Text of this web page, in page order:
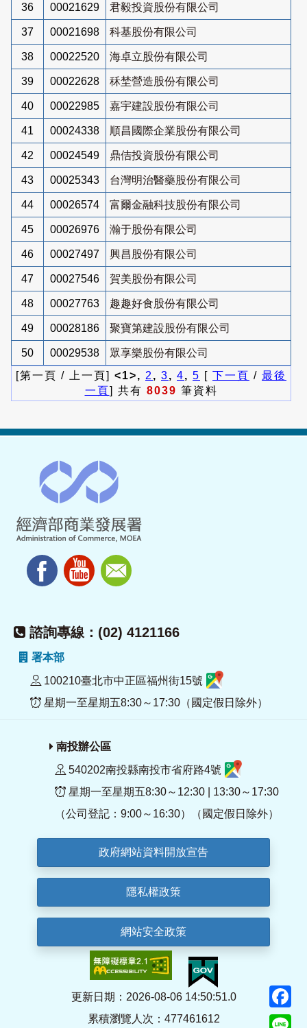
36 00021629 君毅投資股份有限公司
37 00021698 科基股份有限公司
38 00022520 海卓立股份有限公司
39 00022628 秝埜營造股份有限公司
40 00022985 嘉宇建設股份有限公司
41 00024338 順昌國際企業股份有限公司
42 00024549 鼎佶投資股份有限公司
43 00025343 台灣明治醫藥股份有限公司
44 00026574 富爾金融科技股份有限公司
45 00026976 瀚于股份有限公司
46 00027497 興昌股份有限公司
47 00027546 賀美股份有限公司
48 00027763 趣趣好食股份有限公司
49 00028186 聚寶第建設股份有限公司
50 00029538
眾享樂股份有限公司
[第一頁 / 上一頁] <1>, 2 , 3, 4, 5 [ 下一頁 / 最後
一頁] 共有 8039 筆資料
諮詢專線：(02) 4121166
署本部
100210臺北市中正區福州街15號
星期一至星期五8:30～17:30（國定假日除外）
南投辦公區
540202南投縣南投市省府路4號
星期一至星期五8:30～12:30 | 13:30～17:30
（公司登記：9:00～16:30）（國定假日除外）
政府網站資料開放宣告
隱私權政策
網站安全政策
更新日期：2026-08-06 14:50:51.0
累積瀏覽人次：477461612